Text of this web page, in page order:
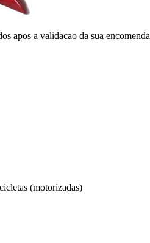
apos a validacao da sua encomenda
(motorizadas)